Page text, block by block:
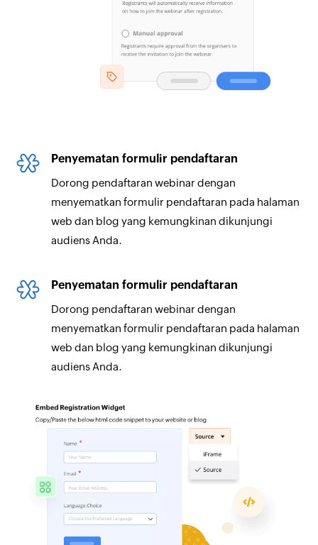
Penyematan formulir pendaftaran
Dorong pendaftaran webinar dengan
menyematkan formulir pendaftaran pada halaman
web dan blog yang kemungkinan dikunjungi
audiens Anda.
Penyematan formulir pendaftaran
Dorong pendaftaran webinar dengan
menyematkan formulir pendaftaran pada halaman
web dan blog yang kemungkinan dikunjungi
audiens Anda.